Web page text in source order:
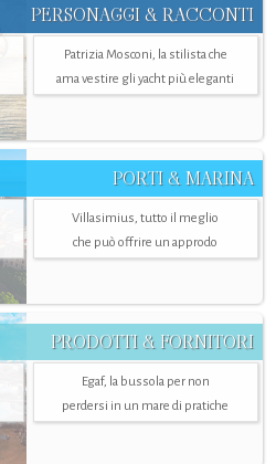
PERSONAGGI & RACCONTI
Patrizia Mosconi, la stilista che
ama vestire gli yacht più eleganti
PORTI & MARINA
Villasimius, tutto il meglio
che può offrire un approdo
PRODOTTI & FORNITORI
Egaf, la bussola per non
perdersi in un mare di pratiche